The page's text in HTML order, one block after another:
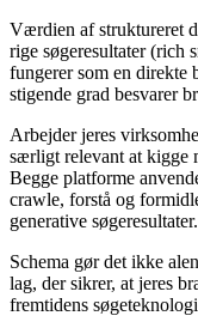
Schema i en
Værdien af struktureret
rige søgeresultater (rich
fungerer som en direkte
stigende grad besvarer
Arbejder jeres
særligt relevant at kigge
Begge platforme
crawle, forstå og
generative søgeresultater.
Schema gør det ikke